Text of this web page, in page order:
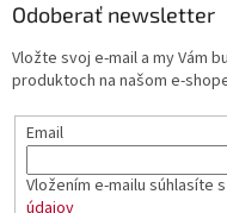
Odoberať newsletter
Vložte svoj e-mail a my Vám
produktoch na našom e-
Email
Vložením e-mailu súhlasíte s
údajov